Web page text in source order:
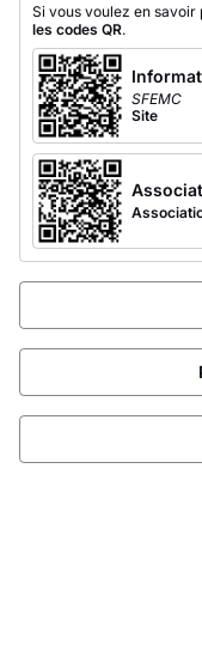
Si vous voulez en
les codes QR.
SFEMC
Site